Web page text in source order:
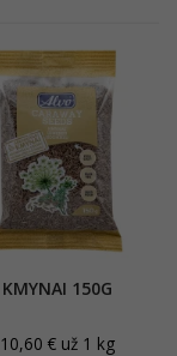
KMYNAI 150G
10,60 € už 1 kg